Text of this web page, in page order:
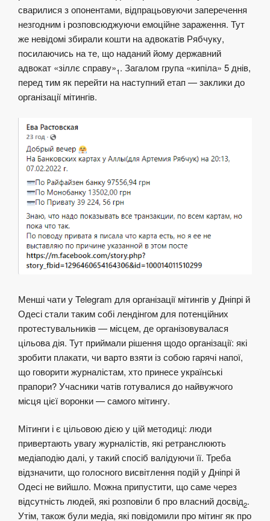
сварилися з опонентами, відпрацьовуючи заперечення
незгодним і розповсюджуючи емоційне зараження. Тут
же невідомі збирали кошти на адвокатів Рябчуку,
посилаючись на те, що наданий йому державний
адвокат «зіллє справу»1. Загалом група «кипіла» 5 днів,
перед тим як перейти на наступний етап — заклики до
організації мітингів.
Менші чати у Telegram для організації мітингів у Дніпрі й
Одесі стали таким собі лендінгом для потенційних
протестувальників — місцем, де організовувалася
цільова дія. Тут приймали рішення щодо організації: які
зробити плакати, чи варто взяти із собою гарячі напої,
що говорити журналістам, хто принесе українські
прапори? Учасники чатів готувалися до найвужчого
місця цієї воронки — самого мітингу.
Мітинги і є цільовою дією у цій методиці: люди
привертають увагу журналістів, які ретранслюють
медіаподію далі, у такий спосіб валідуючи її. Треба
відзначити, що голосного висвітлення подій у Дніпрі й
Одесі не вийшло. Можна припустити, що саме через
відсутність людей, які розповіли б про власний досвід2.
Утім, також були медіа, які повідомили про мітинг як про